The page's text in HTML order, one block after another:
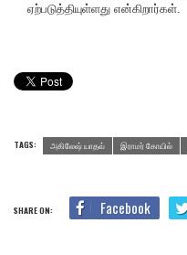
ஏற்படுத்தியுள்ளது என்கிறார்கள்.
TAGS: அகிலேஷ் யாதவ் இராமர் கோயில்
SHARE ON: Facebook